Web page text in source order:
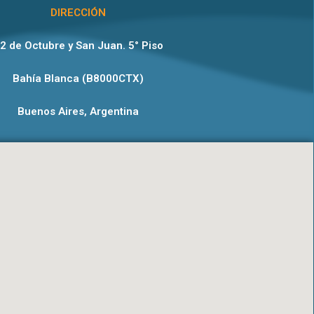
DIRECCIÓN
de Octubre y San Juan. 5° Piso
Bahía Blanca (B8000CTX)
Buenos Aires, Argentina